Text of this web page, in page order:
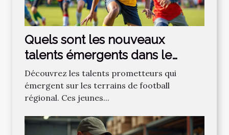
Quels sont les nouveaux
talents émergents dans le
football régional ?
Découvrez les talents prometteurs qui
émergent sur les terrains de football
régional. Ces jeunes...